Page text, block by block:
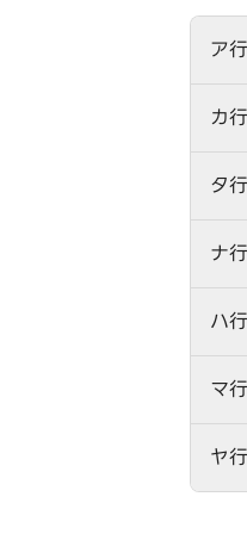
ア行
カ行
タ行
ナ行
ハ行
マ行
ヤ行